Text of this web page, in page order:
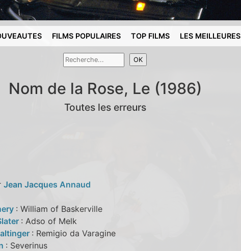
FILMS POPULAIRES TOP FILMS LES MEILLEURES
Nom de la Rose, Le (1986)
Toutes les erreurs
Jean Jacques Annaud
: William of Baskerville
: Adso of Melk
: Remigio da Varagine
: Severinus